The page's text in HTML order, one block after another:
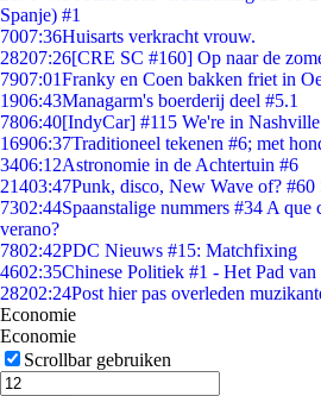
Spanje) #1
7007:36Huisarts verkracht vrouw.
28207:26[CRE SC #160] Op naar de
7907:01Franky en Coen bakken friet in
1906:43Managarm's boerderij deel #5.1
7806:40[IndyCar] #115 We're in Nashville
16906:37Traditioneel tekenen #6; met
3406:12Astronomie in de Achtertuin #6
21403:47Punk, disco, New Wave of? #60
7302:44Spaanstalige nummers #34 A que
verano?
7802:42PDC Nieuws #15: Matchfixing
4602:35Chinese Politiek #1 - Het Pad van
28202:24Post hier pas overleden
Economie
Economie
Scrollbar gebruiken